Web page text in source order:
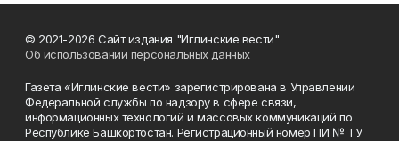
© 2021-2026 Сайт издания "Иглинские вести"
Об использовании персональных данных
Газета «Иглинские вести» зарегистрирована в Управлении
Федеральной службы по надзору в сфере связи,
информационных технологий и массовых коммуникаций по
Республике Башкортостан. Регистрационный номер ПИ № ТУ